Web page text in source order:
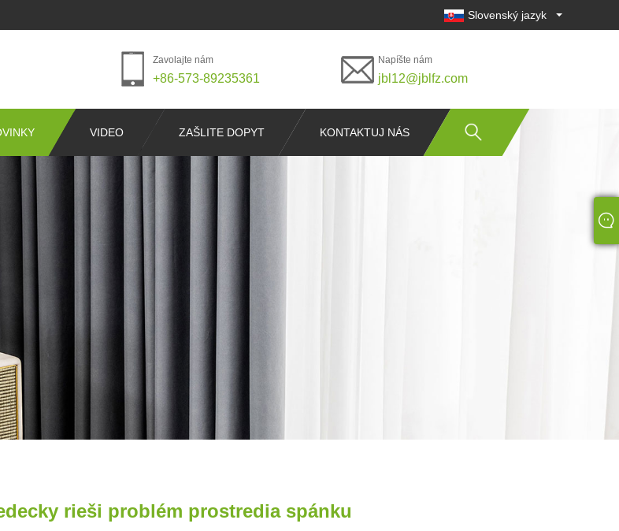
Slovenský jazyk
Zavolajte nám
+86-573-89235361
Napíšte nám
jbl12@jblfz.com
VIDEO ZAŠLITE DOPYT KONTAKTUJ NÁS
rieši problém prostredia spánku